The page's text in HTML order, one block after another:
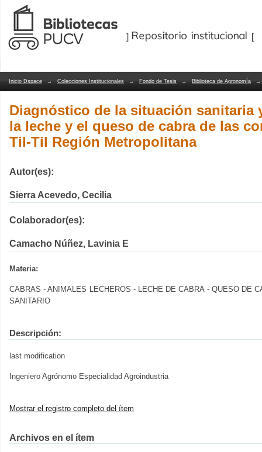
Diagnóstico de la situación sanitaria
cabra de las comunas de Lampa y
Repositorio Dspace/Manakin
Inicio Dspace → Colecciones Institucionales → Fondo de Tesis → Biblioteca de Agronomía →
Diagnóstico de la situación sanitaria
la leche y el queso de cabra de las
Til-Til Región Metropolitana
Autor(es):
Sierra Acevedo, Cecilia
Colaborador(es):
Camacho Núñez, Lavinia E
Materia:
CABRAS - ANIMALES LECHEROS - LECHE DE CABRA - QUESO DE
SANITARIO
Descripción:
last modification
Ingeniero Agrónomo Especialidad Agroindustria
Mostrar el registro completo del ítem
Archivos en el ítem